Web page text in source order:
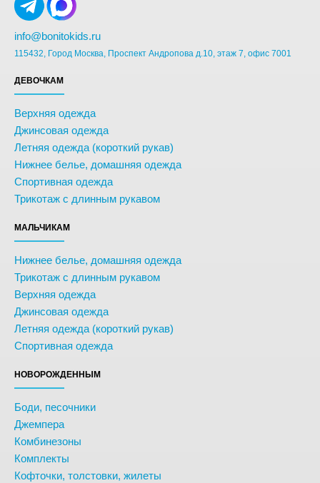
info@bonitokids.ru
115432, Город Москва, Проспект Андропова д.10, этаж 7, офис 7001
ДЕВОЧКАМ
Верхняя одежда
Джинсовая одежда
Летняя одежда (короткий рукав)
Нижнее белье, домашняя одежда
Спортивная одежда
Трикотаж с длинным рукавом
МАЛЬЧИКАМ
Нижнее белье, домашняя одежда
Трикотаж с длинным рукавом
Верхняя одежда
Джинсовая одежда
Летняя одежда (короткий рукав)
Спортивная одежда
НОВОРОЖДЕННЫМ
Боди, песочники
Джемпера
Комбинезоны
Комплекты
Кофточки, толстовки, жилеты